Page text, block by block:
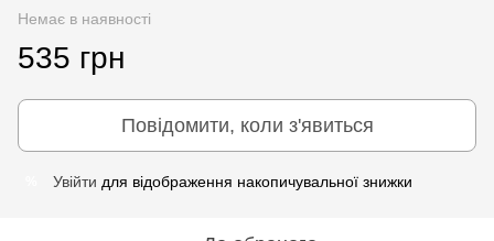
Немає в наявності
535 грн
Повідомити, коли з'явиться
Увійти для відображення накопичувальної знижки